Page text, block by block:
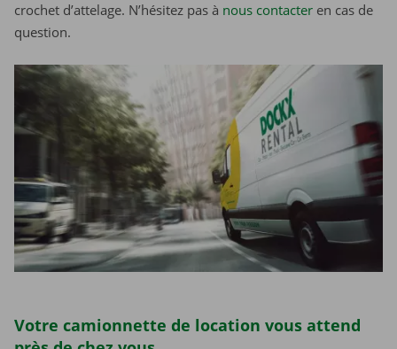
crochet d’attelage. N’hésitez pas à nous contacter ​​​​​​​ en cas de
question.
Votre camionnette de location vous attend